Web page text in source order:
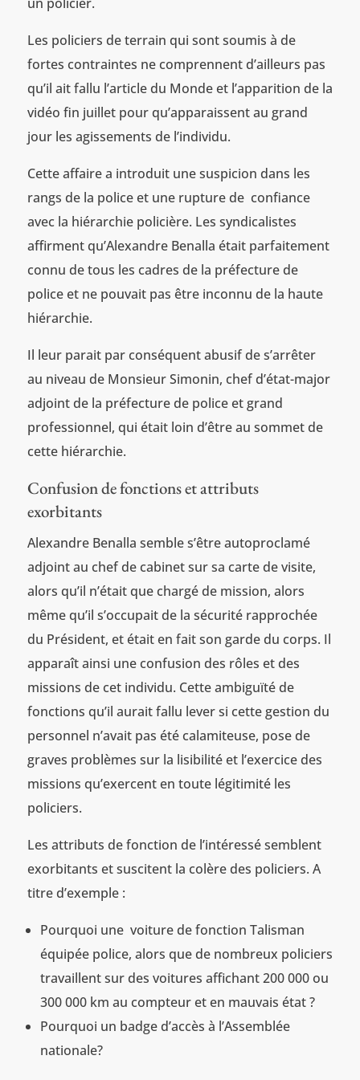
Les policiers de terrain qui sont soumis à de
fortes contraintes ne comprennent d’ailleurs pas
qu’il ait fallu l’article du Monde et l’apparition de la
vidéo fin juillet pour qu’apparaissent au grand
jour les agissements de l’individu.
Cette affaire a introduit une suspicion dans les
rangs de la police et une rupture de confiance
avec la hiérarchie policière. Les syndicalistes
affirment qu’Alexandre Benalla était parfaitement
connu de tous les cadres de la préfecture de
police et ne pouvait pas être inconnu de la haute
hiérarchie.
Il leur parait par conséquent abusif de s’arrêter
au niveau de Monsieur Simonin, chef d’état-major
adjoint de la préfecture de police et grand
professionnel, qui était loin d’être au sommet de
cette hiérarchie.
Confusion de fonctions et attributs
exorbitants
Alexandre Benalla semble s’être autoproclamé
adjoint au chef de cabinet sur sa carte de visite,
alors qu’il n’était que chargé de mission, alors
même qu’il s’occupait de la sécurité rapprochée
du Président, et était en fait son garde du corps. Il
apparaît ainsi une confusion des rôles et des
missions de cet individu. Cette ambiguïté de
fonctions qu’il aurait fallu lever si cette gestion du
personnel n’avait pas été calamiteuse, pose de
graves problèmes sur la lisibilité et l’exercice des
missions qu’exercent en toute légitimité les
policiers.
Les attributs de fonction de l’intéressé semblent
exorbitants et suscitent la colère des policiers. A
titre d’exemple :
Pourquoi une voiture de fonction Talisman
équipée police, alors que de nombreux policiers
travaillent sur des voitures affichant 200 000 ou
300 000 km au compteur et en mauvais état ?
Pourquoi un badge d’accès à l’Assemblée
nationale?